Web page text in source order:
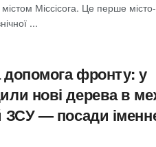
Міссісога. Це перше місто-
...
фронту: у
нові дерева в
ЗСУ — посади